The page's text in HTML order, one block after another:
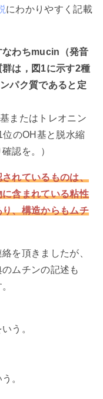
にわかりやすく記載
なわちmucin（発音
は，図1に示す2種
パク質であると定
またはトレオニン
のOH基と脱水縮
認を。）
れているものは、
含まれている粘性
、構造からもムチ
を頂きましたが、
ムチンの記述も
う。
。